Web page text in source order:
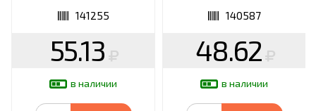
141255
55.13
в наличии
140587
140587
48.62
в наличии